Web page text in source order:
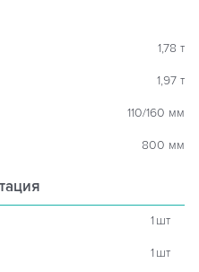
1,78 т
1,97 т
110/160 мм
800 мм
1шт
1шт